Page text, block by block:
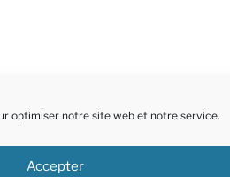
optimiser notre site web et notre service.
Accepter